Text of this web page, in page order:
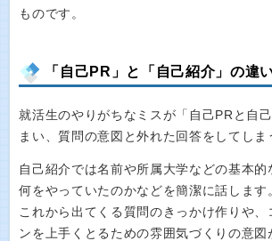
ものです。
「自己PR」と「自己紹介」の違
就活生のやりがちなミスが「自己PRと自
まい、質問の意図と外れた回答をしてしま
自己紹介では名前や所属大学などの基本
何をやっていたのかなどを簡潔に話します
これから出てくる質問のきっかけ作りや、
ンを上手くとるための雰囲気づくりの意図